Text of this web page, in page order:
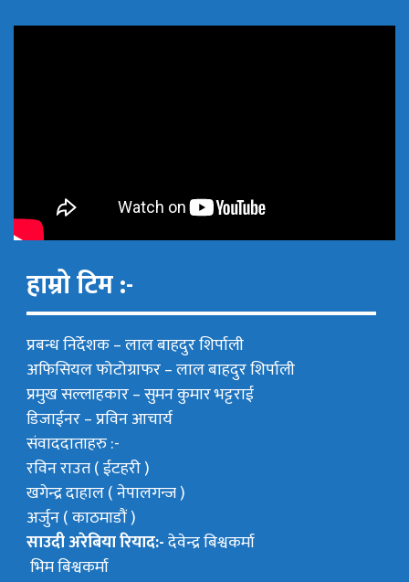
हाम्रो टिम :-
प्रबन्ध निर्देशक –लाल बाहदुर शिर्पाली
अफिसियल फोटोग्राफर –लाल बाहदुर शिर्पाली
प्रमुख सल्लाहकार –सुमन कुमार भट्टराई
डिजाईनर – प्रविन आचार्य
संवाददाताहरु :-
रविन राउत ( ईटहरी )
खगेन्द्र दाहाल ( नेपालगन्ज )
अर्जुन ( काठमाडौं )
साउदी अरेबिया रियाद:-देवेन्द्र बिश्वकर्मा
भिम बिश्वकर्मा